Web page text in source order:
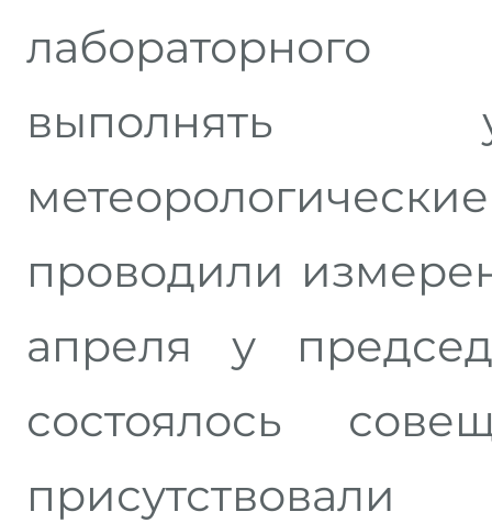
выполнять
проводили
апреля у
состоялось